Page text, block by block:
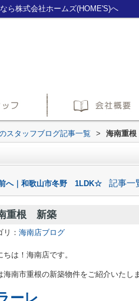
ら株式会社ホームズ(HOME'S)へ
スタッフブログ記事一覧 > 海南重
へ｜和歌山市冬野 1LDK☆ 記事一
重根 新築
リ： 海南店ブログ
ちは！海南店です。
海南市重根の新築物件をご紹介いたしま
ーレ